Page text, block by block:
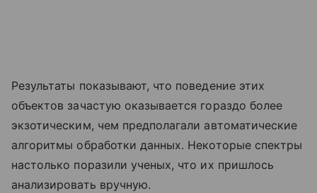
Результаты показывают, что поведение этих
объектов зачастую оказывается гораздо более
экзотическим, чем предполагали автоматические
алгоритмы обработки данных. Некоторые спектры
настолько поразили ученых, что их пришлось
анализировать вручную.